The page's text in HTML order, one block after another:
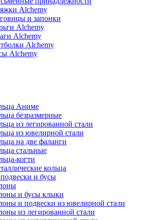
Alchemy
и запонки
Alchemy
Alchemy
Alchemy
Alchemy
Аниме
безразмерные
из легированной стали
из ювелирной стали
на две фаланги
стальные
когти
кольца
и бусы
и бусы клыки
и подвески из ювелирной стали
из легированной стали